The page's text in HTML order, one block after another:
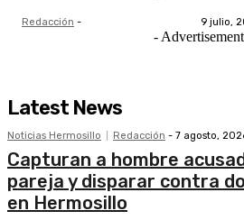
Redacción - 9 julio,
-
Latest News
Noticias Hermosillo Redacción - 7 agosto,
Capturan a hombre
pareja y disparar contra
en Hermosillo